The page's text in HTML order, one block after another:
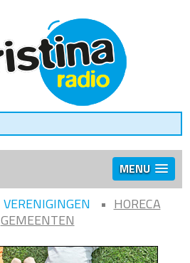
MENU
VERENIGINGEN
HORECA
GEMEENTEN